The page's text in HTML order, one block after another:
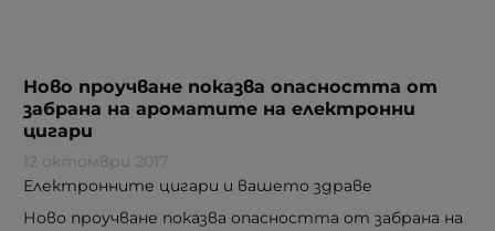
Ново проучване показва опасността от
забрана на ароматите на електронни
цигари
12 октомври 2017
Електронните цигари и вашето здраве
Ново проучване показва опасността от забрана на